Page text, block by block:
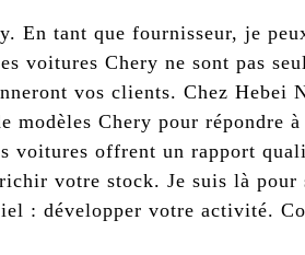
En tant que fournisseur, je
voitures Chery ne sont pas
vos clients. Chez Hebei
modèles Chery pour répondre à
voitures offrent un rapport
votre stock. Je suis là
: développer votre activité.